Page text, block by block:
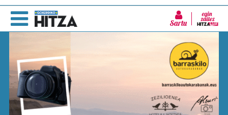
Sartu